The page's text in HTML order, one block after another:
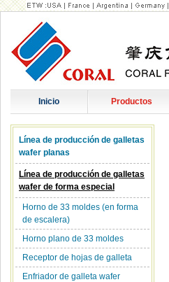
Inicio Productos
Línea de producción de galletas
wafer planas
Línea de producción de galletas
wafer de forma especial
Horno de 33 moldes (en forma
de escalera)
Horno plano de 33 moldes
Receptor de hojas de galleta
Enfriador de galleta wafer